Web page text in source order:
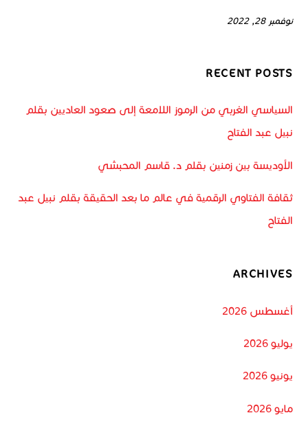
نوفمبر 28, 2022
RECENT POSTS
السياسي الغربي من الرموز اللامعة إلى صعود العاديين بقلم
نبيل عبد الفتاح
الأوديسة بين زمنين بقلم د. قاسم المحبشي
ثقافة الفتاوي الرقمية في عالم ما بعد الحقيقة بقلم نبيل عبد
الفتاح
ARCHIVES
أغسطس 2026
يوليو 2026
يونيو 2026
مايو 2026